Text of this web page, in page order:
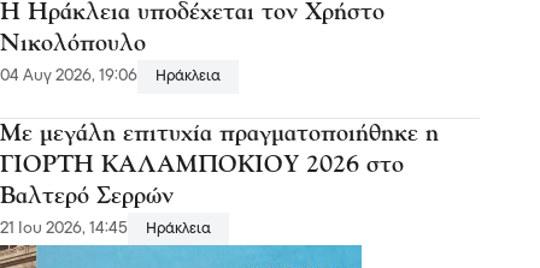
Η Ηράκλεια υποδέχεται τον Χρήστο
Νικολόπουλο
04 Αυγ 2026, 19:06 Ηράκλεια
Με μεγάλη επιτυχία πραγματοποιήθηκε η
ΓΙΟΡΤΗ ΚΑΛΑΜΠΟΚΙΟΥ 2026 στο
Βαλτερό Σερρών
21 Ιου 2026, 14:45 Ηράκλεια